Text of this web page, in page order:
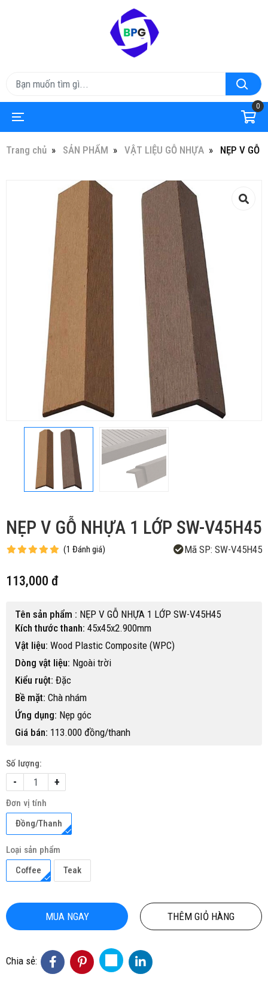
0
Trang chủ SẢN PHẨM VẬT LIỆU GỖ NHỰA NẸP V GỖ
NẸP V GỖ NHỰA 1 LỚP SW-V45H45
(1 Đánh giá) Mã SP: SW-V45H45
113,000 đ
Tên sản phẩm : NẸP V GỖ NHỰA 1 LỚP SW-V45H45
Kích thước thanh: 45x45x2.900mm
Vật liệu: Wood Plastic Composite (WPC)
Dòng vật liệu: Ngoài trời
Kiểu ruột: Đặc
Bề mặt: Chà nhám
Ứng dụng: Nẹp góc
Giá bán: 113.000 đồng/thanh
Số lượng:
- +
Đơn vị tính
Đồng/Thanh
Loại sản phẩm
Coffee
Teak
MUA NGAY THÊM GIỎ HÀNG
Chia sẻ: